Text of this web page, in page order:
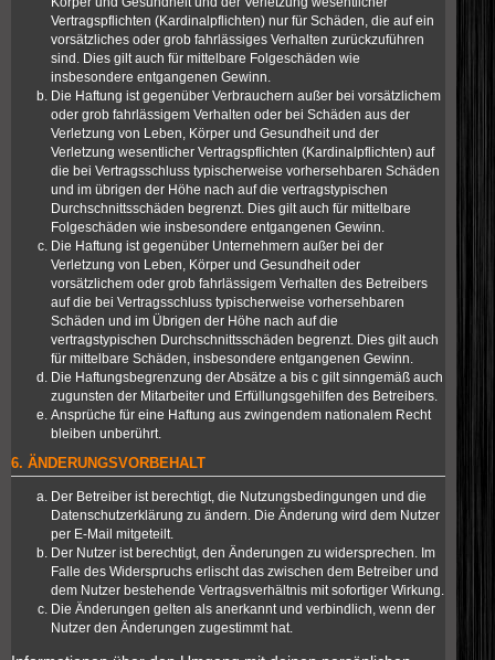
Vertragspflichten (Kardinalpflichten) nur für Schäden, die auf ein
vorsätzliches oder grob fahrlässiges Verhalten zurückzuführen
sind. Dies gilt auch für mittelbare Folgeschäden wie
insbesondere entgangenen Gewinn.
Die Haftung ist gegenüber Verbrauchern außer bei vorsätzlichem
oder grob fahrlässigem Verhalten oder bei Schäden aus der
Verletzung von Leben, Körper und Gesundheit und der
Verletzung wesentlicher Vertragspflichten (Kardinalpflichten) auf
die bei Vertragsschluss typischerweise vorhersehbaren Schäden
und im übrigen der Höhe nach auf die vertragstypischen
Durchschnittsschäden begrenzt. Dies gilt auch für mittelbare
Folgeschäden wie insbesondere entgangenen Gewinn.
Die Haftung ist gegenüber Unternehmern außer bei der
Verletzung von Leben, Körper und Gesundheit oder
vorsätzlichem oder grob fahrlässigem Verhalten des Betreibers
auf die bei Vertragsschluss typischerweise vorhersehbaren
Schäden und im Übrigen der Höhe nach auf die
vertragstypischen Durchschnittsschäden begrenzt. Dies gilt auch
für mittelbare Schäden, insbesondere entgangenen Gewinn.
Die Haftungsbegrenzung der Absätze a bis c gilt sinngemäß auch
zugunsten der Mitarbeiter und Erfüllungsgehilfen des Betreibers.
Ansprüche für eine Haftung aus zwingendem nationalem Recht
bleiben unberührt.
6. ÄNDERUNGSVORBEHALT
Der Betreiber ist berechtigt, die Nutzungsbedingungen und die
Datenschutzerklärung zu ändern. Die Änderung wird dem Nutzer
per E-Mail mitgeteilt.
Der Nutzer ist berechtigt, den Änderungen zu widersprechen. Im
Falle des Widerspruchs erlischt das zwischen dem Betreiber und
dem Nutzer bestehende Vertragsverhältnis mit sofortiger Wirkung.
Die Änderungen gelten als anerkannt und verbindlich, wenn der
Nutzer den Änderungen zugestimmt hat.